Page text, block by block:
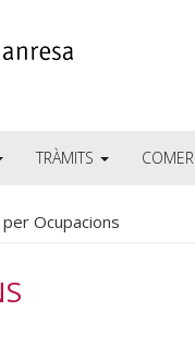
TRÀMITS
Ocupacions